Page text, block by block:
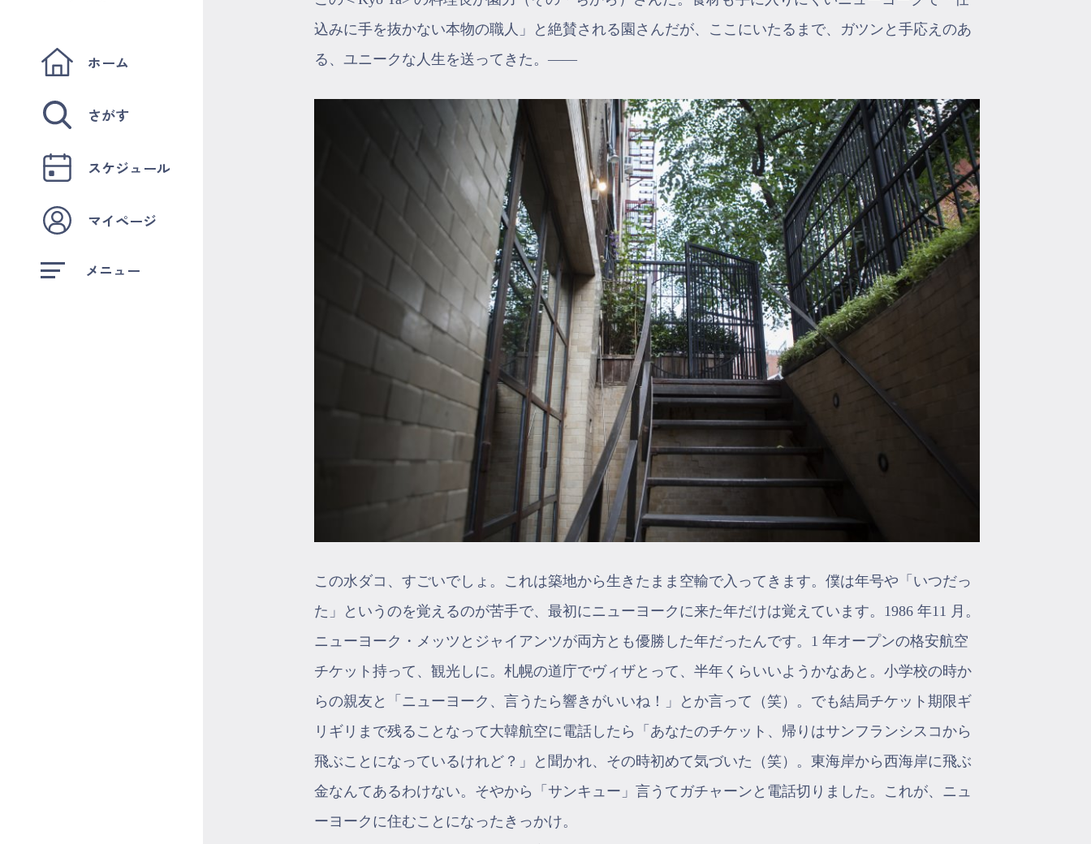
ホーム
さがす
スケジュール
マイページ
メニュー
込みに手を抜かない本物の職人」と絶賛される園さんだが、ここにいたるまで、ガツンと手応えのあ
る、ユニークな人生を送ってきた。――
この水ダコ、すごいでしょ。これは築地から生きたまま空輸で入ってきます。僕は年号や「いつだっ
た」というのを覚えるのが苦手で、最初にニューヨークに来た年だけは覚えています。1986 年11 月。
ニューヨーク・メッツとジャイアンツが両方とも優勝した年だったんです。1 年オープンの格安航空
チケット持って、観光しに。札幌の道庁でヴィザとって、半年くらいいようかなあと。小学校の時か
らの親友と「ニューヨーク、言うたら響きがいいね！」とか言って（笑）。でも結局チケット期限ギ
リギリまで残ることなって大韓航空に電話したら「あなたのチケット、帰りはサンフランシスコから
飛ぶことになっているけれど？」と聞かれ、その時初めて気づいた（笑）。東海岸から西海岸に飛ぶ
金なんてあるわけない。そやから「サンキュー」言うてガチャーンと電話切りました。これが、ニュ
ーヨークに住むことになったきっかけ。